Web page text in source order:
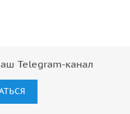
Telegram-канал